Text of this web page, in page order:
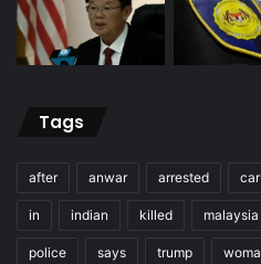
Tags
after anwar arrested car
in indian killed malaysia
police says trump